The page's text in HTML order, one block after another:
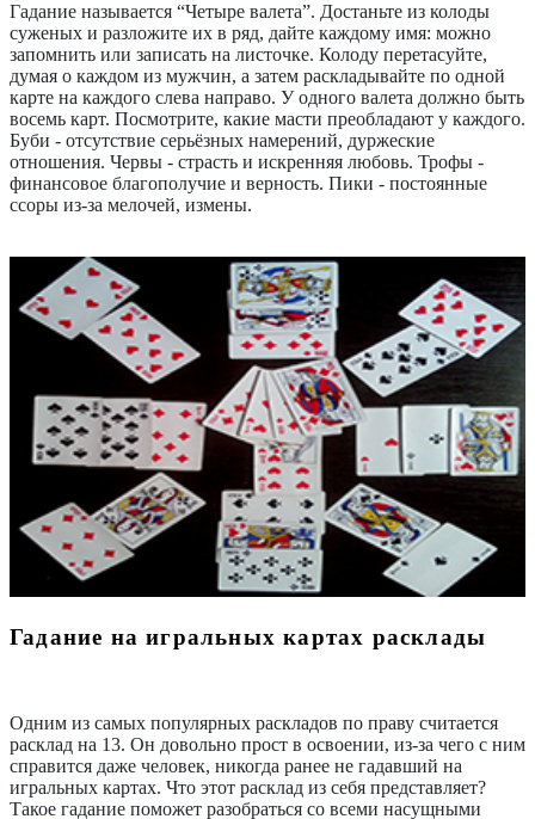
Гадание называется “Четыре валета”. Достаньте из колоды
суженых и разложите их в ряд, дайте каждому имя: можно
запомнить или записать на листочке. Колоду перетасуйте,
думая о каждом из мужчин, а затем раскладывайте по одной
карте на каждого слева направо. У одного валета должно быть
восемь карт. Посмотрите, какие масти преобладают у каждого.
Буби - отсутствие серьёзных намерений, дуржеские
отношения. Червы - страсть и искренняя любовь. Трофы -
финансовое благополучие и верность. Пики - постоянные
ссоры из-за мелочей, измены.
Гадание на игральных картах расклады
Одним из самых популярных раскладов по праву считается
расклад на 13. Он довольно прост в освоении, из-за чего с ним
справится даже человек, никогда ранее не гадавший на
игральных картах. Что этот расклад из себя представляет?
Такое гадание поможет разобраться со всеми насущными